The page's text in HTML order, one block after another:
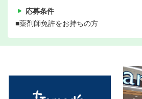
応募条件
■薬剤師免許をお持ちの方